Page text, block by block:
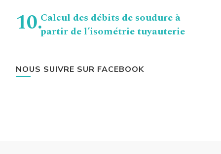
Calcul des débits de soudure à
partir de l’isométrie tuyauterie
NOUS SUIVRE SUR FACEBOOK